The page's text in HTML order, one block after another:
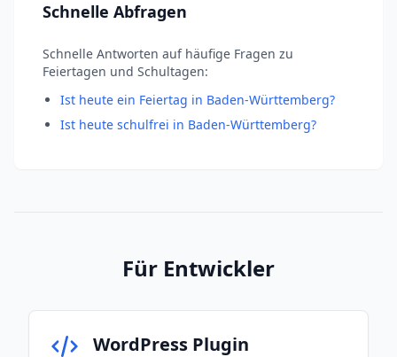
Schnelle Abfragen
Schnelle Antworten auf häufige Fragen zu
Feiertagen und Schultagen:
Ist heute ein Feiertag in Baden-Württemberg?
Ist heute schulfrei in Baden-Württemberg?
Für Entwickler
WordPress Plugin